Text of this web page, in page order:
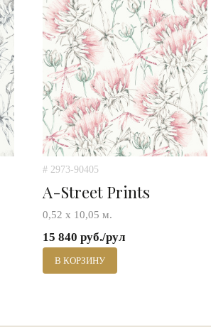
# 2973-90405
A-Street Prints
0,52 х 10,05 м.
15 840 руб./рул
В КОРЗИНУ